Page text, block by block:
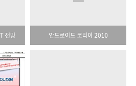
전망 안드로이드 코리아 2010